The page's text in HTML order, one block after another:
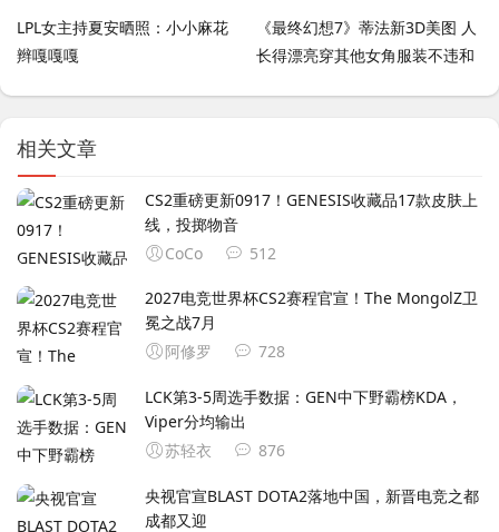
LPL女主持夏安晒照：小小麻花
辫嘎嘎嘎
《最终幻想7》蒂法新3D美图 人
长得漂亮穿其他女角服装不违和
相关文章
CS2重磅更新0917！GENESIS收藏品17款皮肤上
线，投掷物音
CoCo
512
2027电竞世界杯CS2赛程官宣！The MongolZ卫
冕之战7月
阿修罗
728
LCK第3-5周选手数据：GEN中下野霸榜KDA，
Viper分均输出
苏轻衣
876
央视官宣BLAST DOTA2落地中国，新晋电竞之都
成都又迎